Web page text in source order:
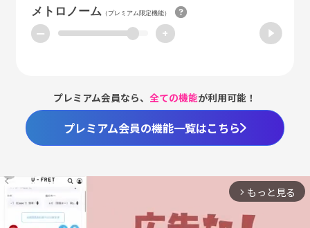
メトロノーム（プレミアム限定機能）
ー +
プレミアム会員なら、全ての機能が利用可能！
プレミアム会員の機能一覧はこちら
arrow_forward_ios もっと見る